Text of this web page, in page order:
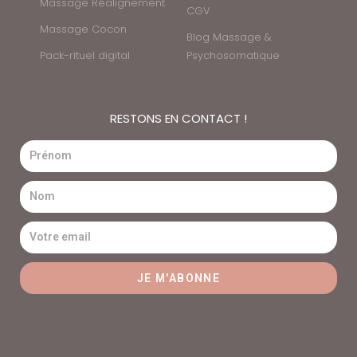
Massage Cocon
Pack-rituel digital
CGV
Blog Massage &
Psychosomatique
RESTONS EN CONTACT !
JE M'ABONNE